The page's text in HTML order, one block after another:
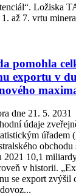
Ložiska
až 7. vrtu
pomohla
exportu v
dne 21. 5. 2031
údaje
úřadem
obchodu
2021 10,1
v historii.
se export zvýšil